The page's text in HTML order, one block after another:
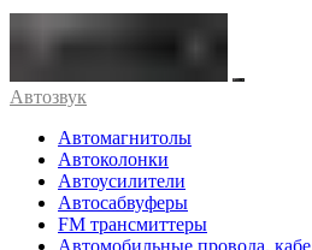
Автозвук
Автомагнитолы
Автоколонки
Автоусилители
Автосабвуферы
FM трансмиттеры
Автомобильные провода,